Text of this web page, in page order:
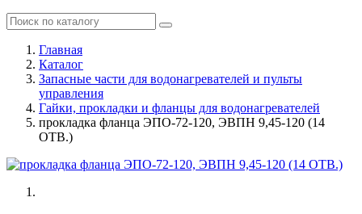
Главная
Каталог
Запасные части для водонагревателей и пульты
управления
Гайки, прокладки и фланцы для водонагревателей
прокладка фланца ЭПО-72-120, ЭВПН 9,45-120 (14
ОТВ.)